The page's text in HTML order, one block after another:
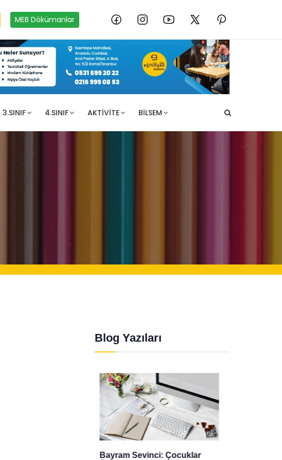
MEB Dökümanlar
3.SINIF 4.SINIF AKTIVITE BILSEM
Blog Yazıları
Gizlilik Politikası